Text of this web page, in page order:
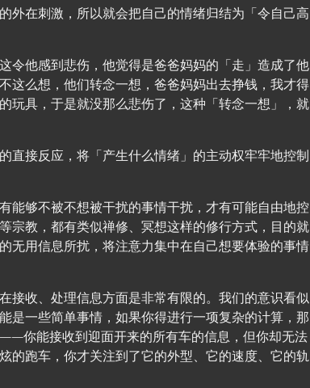
外在刺激，所以就会把自己的情绪归结为「令自己高
令他感到悲伤，他觉得是爸爸妈妈的「走」造成了他
这么想，他们转念一想，爸爸妈妈出去挣钱，我才得
玩具，于是就没那么悲伤了，这种「转念一想」，就
直接反应，将「产生什么情绪」的主动权牢牢地控制
能够不被不想被干扰的事情干扰，才有可能自由地控
宗教，都有类似禅修、冥想这样的修行方式，目的就
无用信息所扰，将注意力集中在自己想要体验的事情
接收、处理信息方面是非常有限的。我们的意识看似
是一些简单事情，如果你得进行一项复杂的计算，那
你能接收到迎面开来的所有车的信息，但你却无法
的跑车，你才关注到了它的外型、它的速度、它的轨